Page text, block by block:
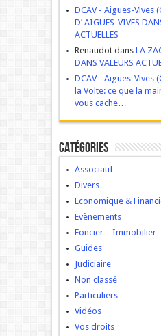
DCAV - Aigues-Vives
D’ AIGUES-VIVES
ACTUELLES
Renaudot dans LA
DANS VALEURS
DCAV - Aigues-Vives
la Volte: ce que la
vous cache…
Catégories
Associatif
Divers
Economique &
Evènements
Foncier – Immobilier
Guides
Judiciaire
Non classé
Particuliers
Vidéos
Vos droits